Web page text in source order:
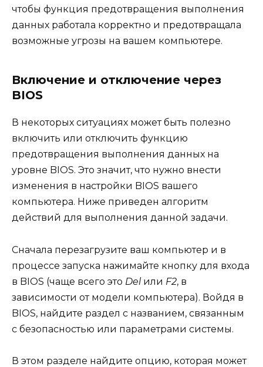
чтобы функция предотвращения выполнения
данных работала корректно и предотвращала
возможные угрозы на вашем компьютере.
Включение и отключение через
BIOS
В некоторых ситуациях может быть полезно
включить или отключить функцию
предотвращения выполнения данных на
уровне BIOS. Это значит, что нужно внести
изменения в настройки BIOS вашего
компьютера. Ниже приведен алгоритм
действий для выполнения данной задачи.
Сначала перезагрузите ваш компьютер и в
процессе запуска нажимайте кнопку для входа
в BIOS (чаще всего это Delили F2, в
зависимости от модели компьютера). Войдя в
BIOS, найдите раздел с названием, связанным
с безопасностью или параметрами системы.
В этом разделе найдите опцию, которая может